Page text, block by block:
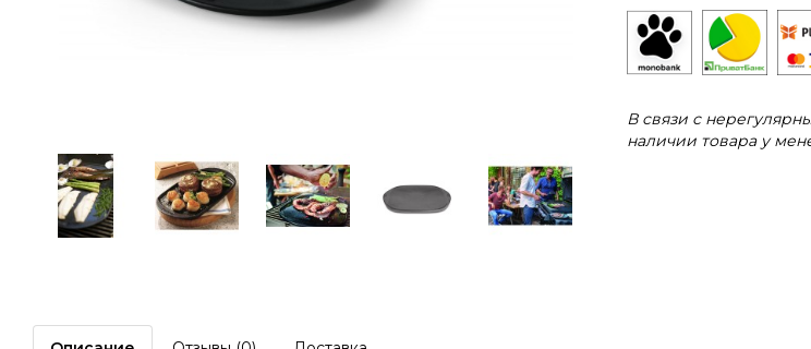
В связи с
наличии товара у